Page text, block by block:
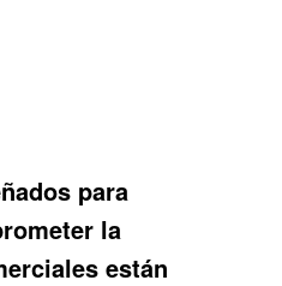
para
la
están